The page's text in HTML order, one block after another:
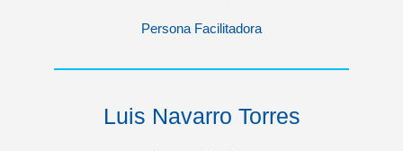
Persona Facilitadora
Luis Navarro Torres